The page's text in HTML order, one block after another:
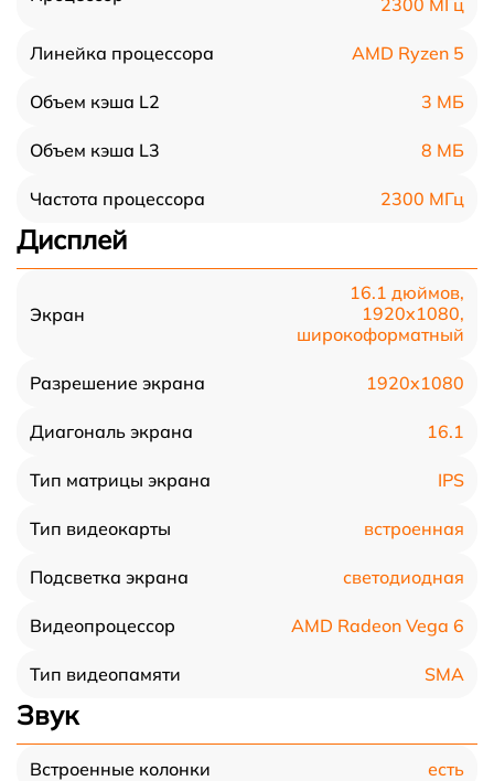
2300 МГц
Линейка процессора AMD Ryzen 5
Объем кэша L2 3 МБ
Объем кэша L3 8 МБ
Частота процессора 2300 МГц
Дисплей
Экран
16.1 дюймов,
1920x1080,
широкоформатный
Разрешение экрана 1920x1080
Диагональ экрана 16.1
Тип матрицы экрана IPS
Тип видеокарты встроенная
Подсветка экрана светодиодная
Видеопроцессор AMD Radeon Vega 6
Тип видеопамяти SMA
Звук
Встроенные колонки есть